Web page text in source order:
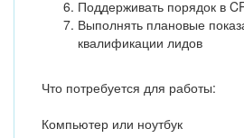
Поддерживать порядок в
Выполнять плановые
квалификации лидов
Что потребуется для работы:
Компьютер или ноутбук